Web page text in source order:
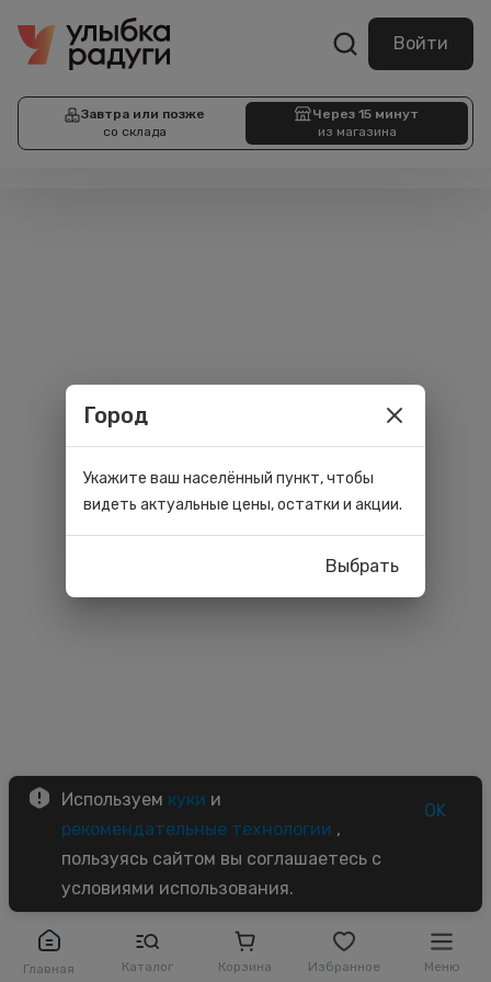
Войти
Завтра или позже
со склада
Через 15 минут
из магазина
Главная Каталог Корзина Избранное Меню
Используем куки и
рекомендательные технологии ,
пользуясь сайтом вы соглашаетесь с
условиями использования.
OK
Город
Укажите ваш населённый пункт, чтобы
видеть актуальные цены, остатки и акции.
Выбрать